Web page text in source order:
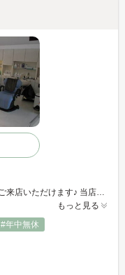
スーパーの中にあるので、買い物ついでにもご来店いただけます♪ 当店は、トリートメントに力を入れています！ 髪を美しく保つことはとても大切なことなんですよ☆.。.:*・゜ 是非一度、ご来店下さい。 男性のお客様も気軽に来店できるお店です★
もっと見る
#年中無休